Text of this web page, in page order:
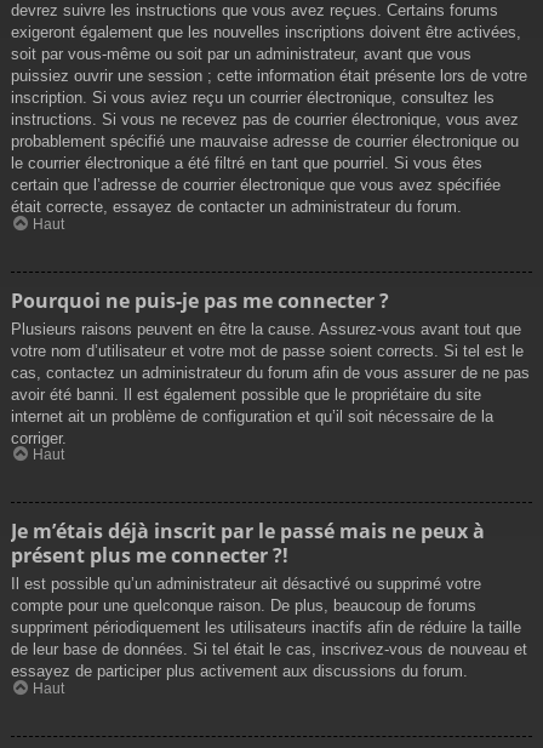
devrez suivre les instructions que vous avez reçues. Certains forums
exigeront également que les nouvelles inscriptions doivent être activées,
soit par vous-même ou soit par un administrateur, avant que vous
puissiez ouvrir une session ; cette information était présente lors de votre
inscription. Si vous aviez reçu un courrier électronique, consultez les
instructions. Si vous ne recevez pas de courrier électronique, vous avez
probablement spécifié une mauvaise adresse de courrier électronique ou
le courrier électronique a été filtré en tant que pourriel. Si vous êtes
certain que l’adresse de courrier électronique que vous avez spécifiée
était correcte, essayez de contacter un administrateur du forum.
Haut
Pourquoi ne puis-je pas me connecter ?
Plusieurs raisons peuvent en être la cause. Assurez-vous avant tout que
votre nom d’utilisateur et votre mot de passe soient corrects. Si tel est le
cas, contactez un administrateur du forum afin de vous assurer de ne pas
avoir été banni. Il est également possible que le propriétaire du site
internet ait un problème de configuration et qu’il soit nécessaire de la
corriger.
Haut
Je m’étais déjà inscrit par le passé mais ne peux à
présent plus me connecter ?!
Il est possible qu’un administrateur ait désactivé ou supprimé votre
compte pour une quelconque raison. De plus, beaucoup de forums
suppriment périodiquement les utilisateurs inactifs afin de réduire la taille
de leur base de données. Si tel était le cas, inscrivez-vous de nouveau et
essayez de participer plus activement aux discussions du forum.
Haut